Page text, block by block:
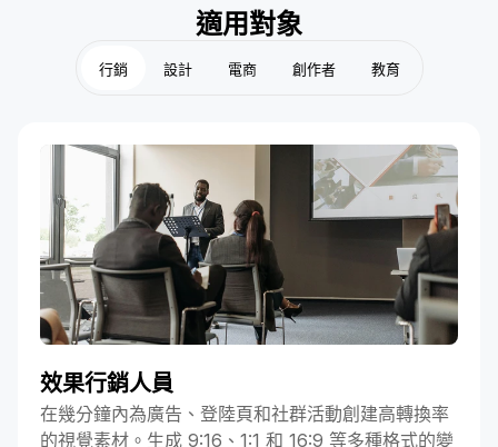
適用對象
行銷 設計 電商 創作者 教育
效果行銷人員
在幾分鐘內為廣告、登陸頁和社群活動創建高轉換率
的視覺素材。生成 9:16、1:1 和 16:9 等多種格式的變